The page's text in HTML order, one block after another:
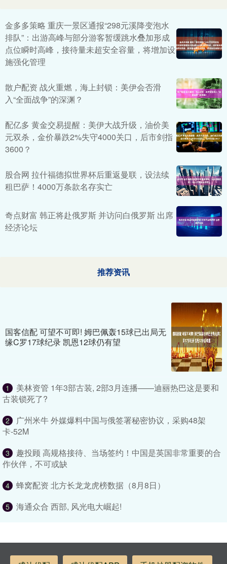
金多多策略 重庆一景区通报“298元溪降变泡水
排队”：出游高峰与部分游客暂缓跳水叠加形成
点位瞬时高峰，接待量未超安全容量，将增加设
施强化管理
散户配资 战火重燃，海上封锁：美伊会否滑
入“全面战争”的深渊？
配亿多 黄金交易提醒：美伊大战升级，油价美
元双杀，金价暴跌2%失守4000关口，后市剑指
3600？
股合网 拉什福德拟世界杯后重返曼联，设法续
租巴萨！4000万条款名存实亡
奇点财富 韩正将赴俄罗斯 并访问白俄罗斯 出席
经济论坛
推荐资讯
国客信配 可望不可即! 姆巴佩轰15球已出局无
缘C罗17球纪录 凯恩12球仍有望
1
美林资管 1年3部古装, 2部3月连播——迪丽热巴这是要和
古装锁死了?
2
广州米牛 外媒爆料中国与俄签署秘密协议，采购48架
卡-52M
3
趣投顾 高规格接待、当场签约！中国是英国非常重要的合
作伙伴，不可或缺
4 蜂窝配资 北方长龙龙虎榜数据（8月8日）
5 海通众合 西部, 风光电大崛起!